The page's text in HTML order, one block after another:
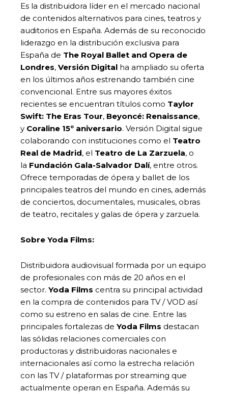
Es la distribuidora líder en el mercado nacional
de contenidos alternativos para cines, teatros y
auditorios en España. Además de su reconocido
liderazgo en la distribución exclusiva para
España de The Royal Ballet and Opera de
Londres, Versión Digital ha ampliado su oferta
en los últimos años estrenando también cine
convencional. Entre sus mayores éxitos
recientes se encuentran títulos como Taylor
Swift: The Eras Tour, Beyoncé: Renaissance,
y Coraline 15º aniversario. Versión Digital sigue
colaborando con instituciones como el Teatro
Real de Madrid, el Teatro de La Zarzuela, o
la Fundación Gala-Salvador Dalí, entre otros.
Ofrece temporadas de ópera y ballet de los
principales teatros del mundo en cines, además
de conciertos, documentales, musicales, obras
de teatro, recitales y galas de ópera y zarzuela.
Sobre Yoda Films:
Distribuidora audiovisual formada por un equipo
de profesionales con más de 20 años en el
sector. Yoda Films centra su principal actividad
en la compra de contenidos para TV / VOD así
como su estreno en salas de cine. Entre las
principales fortalezas de Yoda Films destacan
las sólidas relaciones comerciales con
productoras y distribuidoras nacionales e
internacionales así como la estrecha relación
con las TV / plataformas por streaming que
actualmente operan en España. Además su